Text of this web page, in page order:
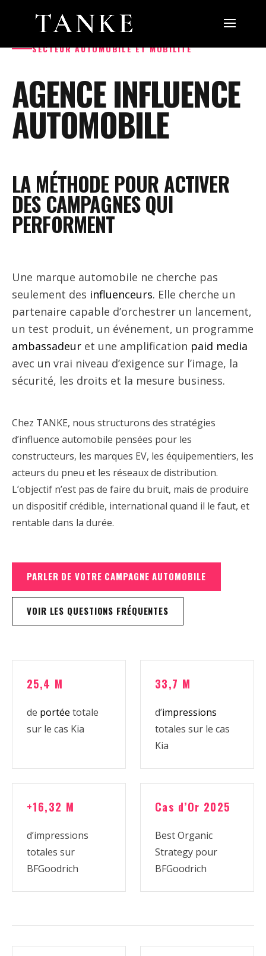
SECTEUR AUTOMOBILE ET MOBILITÉ
AGENCE INFLUENCE
AUTOMOBILE
LA MÉTHODE POUR ACTIVER
DES CAMPAGNES QUI
PERFORMENT
Une marque automobile ne cherche pas
seulement des influenceurs. Elle cherche un
partenaire capable d’orchestrer un lancement,
un test produit, un événement, un programme
ambassadeur et une amplification paid media
avec un vrai niveau d’exigence sur l’image, la
sécurité, les droits et la mesure business.
Chez TANKE, nous structurons des stratégies
d’influence automobile pensées pour les
constructeurs, les marques EV, les équipementiers, les
acteurs du pneu et les réseaux de distribution.
L’objectif n’est pas de faire du bruit, mais de produire
un dispositif crédible, international quand il le faut, et
rentable dans la durée.
PARLER DE VOTRE CAMPAGNE AUTOMOBILE
VOIR LES QUESTIONS FRÉQUENTES
25,4 M
de portée totale
sur le cas Kia
33,7 M
d’impressions
totales sur le cas
Kia
+16,32 M
d’impressions
totales sur
BFGoodrich
Cas d’Or 2025
Best Organic
Strategy pour
BFGoodrich